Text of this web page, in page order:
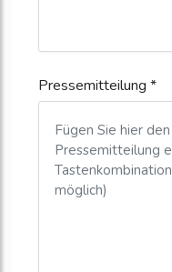
Pressemitteilung *